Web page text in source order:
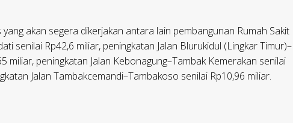
akan segera dikerjakan antara lain pembangunan Rumah Sakit
senilai Rp42,6 miliar, peningkatan Jalan Blurukidul (Lingkar Timur)–
miliar, peningkatan Jalan Kebonagung–Tambak Kemerakan senilai
Jalan Tambakcemandi–Tambakoso senilai Rp10,96 miliar.